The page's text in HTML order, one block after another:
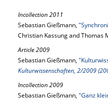
Incollection 2011
Sebastian Gießmann,
Christian Kassung and Thomas
Article 2009
Sebastian Gießmann,
Kulturwissenschaften, 2/2009
Incollection 2009
Sebastian Gießmann, "Ganz